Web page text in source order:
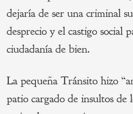
dejaría de ser una criminal
desprecio y el castigo social
ciudadanía de bien.
La pequeña Tránsito hizo
patio cargado de insultos de